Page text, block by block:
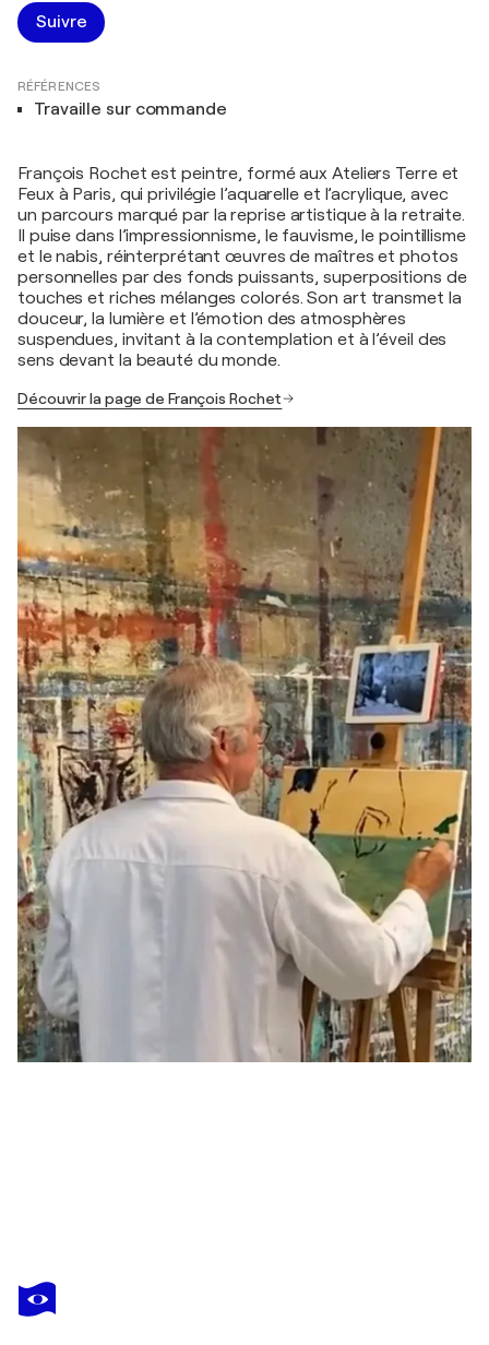
Suivre
RÉFÉRENCES
Travaille sur commande
François Rochet est peintre, formé aux Ateliers Terre et
Feux à Paris, qui privilégie l’aquarelle et l’acrylique, avec
un parcours marqué par la reprise artistique à la retraite.
Il puise dans l’impressionnisme, le fauvisme, le pointillisme
et le nabis, réinterprétant œuvres de maîtres et photos
personnelles par des fonds puissants, superpositions de
touches et riches mélanges colorés. Son art transmet la
douceur, la lumière et l’émotion des atmosphères
suspendues, invitant à la contemplation et à l’éveil des
sens devant la beauté du monde.
Découvrir la page de François Rochet
FRANÇOIS ROCHET
Paname